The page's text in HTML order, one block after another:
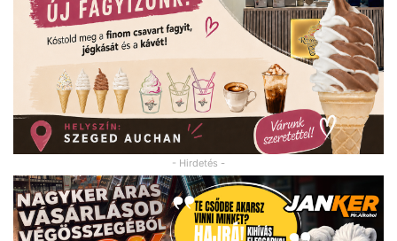
- Hirdetés -